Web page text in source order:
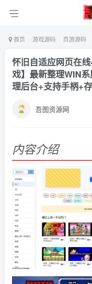
首页 游戏源码 页游源码
怀旧自适应网页在
戏】最新整理WIN
理后台+支持手柄+
吾图资源网
内容介绍